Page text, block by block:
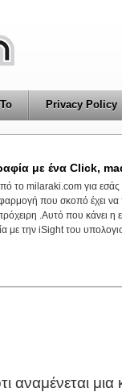
Privacy Policy
με ένα Click,
το milaraki.com για εσάς
που σκοπό έχει να
.Αυτό που κάνει η
με την iSight του
αναμένεται